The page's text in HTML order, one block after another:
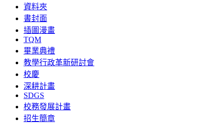
資料夾
書封面
插圖漫畫
TQM
畢業典禮
教學行政革新研討會
校慶
深耕計畫
SDGS
校務發展計畫
招生簡章